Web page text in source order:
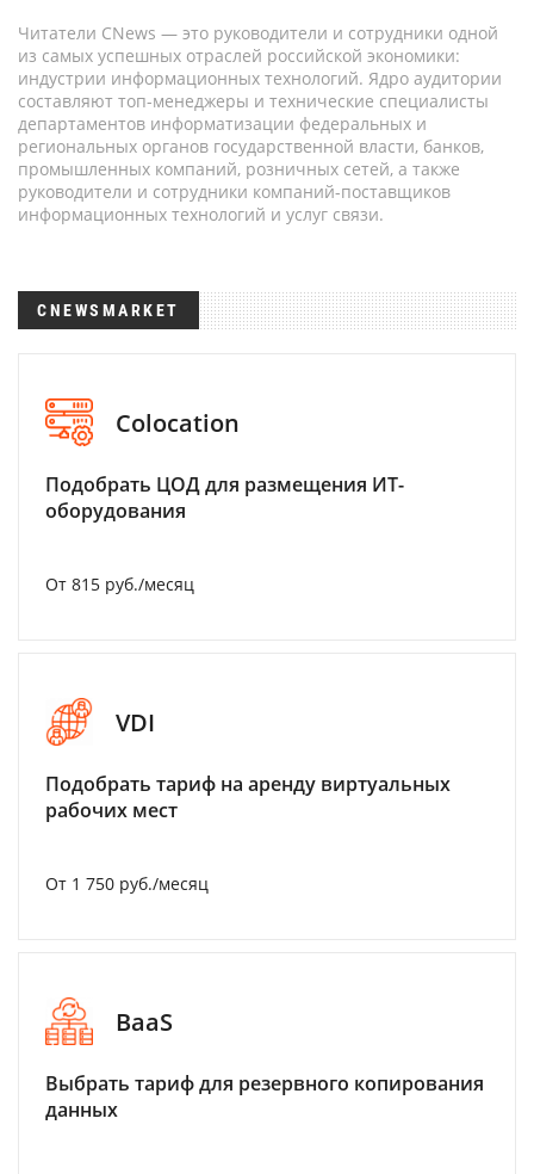
Читатели CNews — это руководители и сотрудники одной
из самых успешных отраслей российской экономики:
индустрии информационных технологий. Ядро аудитории
составляют топ-менеджеры и технические специалисты
департаментов информатизации федеральных и
региональных органов государственной власти, банков,
промышленных компаний, розничных сетей, а также
руководители и сотрудники компаний-поставщиков
информационных технологий и услуг связи.
CNEWSMARKET
Colocation
Подобрать ЦОД для размещения ИТ-
оборудования
От 815 руб./месяц
VDI
Подобрать тариф на аренду виртуальных
рабочих мест
От 1 750 руб./месяц
BaaS
Выбрать тариф для резервного копирования
данных